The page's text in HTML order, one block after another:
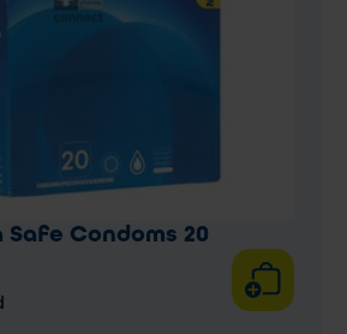
Condoms 20